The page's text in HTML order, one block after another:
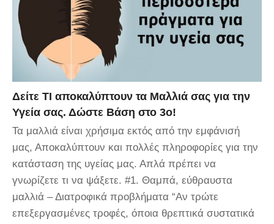
Δείτε ΤΙ αποκαλύπτουν τα Μαλλιά σας για την
Υγεία σας. Δώστε Βάση στο 3ο!
Τα μαλλιά είναι χρήσιμα εκτός από την εμφάνισή
μας, Αποκαλύπτουν και πολλές πληροφορίες για την
κατάσταση της υγείας μας. Απλά πρέπει να
γνωρίζετε τι να ψάξετε. #1. Θαμπά, εύθραυστα
μαλλιά – Διατροφικά προβλήματα “Αν τρώτε
επεξεργασμένες τροφές, όποια θρεπτικά συστατικά